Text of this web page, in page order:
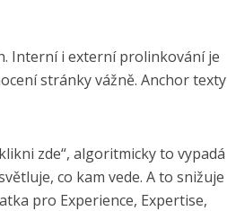
Interní i externí prolinkování je
stránky vážně. Anchor texty
zde“, algoritmicky to vypadá
co kam vede. A to snižuje
pro Experience, Expertise,